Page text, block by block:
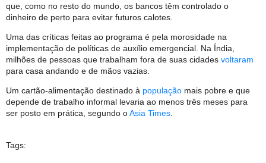
que, como no resto do mundo, os bancos têm controlado o
dinheiro de perto para evitar futuros calotes.
Uma das críticas feitas ao programa é pela morosidade na
implementação de políticas de auxílio emergencial. Na Índia,
milhões de pessoas que trabalham fora de suas cidades voltaram
para casa andando e de mãos vazias.
Um cartão-alimentação destinado à população mais pobre e que
depende de trabalho informal levaria ao menos três meses para
ser posto em prática, segundo oAsia Times.
Tags: